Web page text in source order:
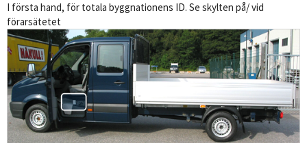
I första hand, för totala byggnationens ID. Se skylten på/ vid
förarsätetet